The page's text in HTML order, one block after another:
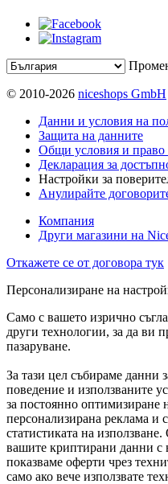
© 2010-2026 niceshops GmbH
Данни и условия на
Защита на данните
Общи условия и право
Декларация за
Настройки за
Анулирайте
Компания
Други магазини на
Откажете се от договора тук
Персонализиране на
Само с вашето изрично
други технологии, за да ви
пазаруване.
За тази цел събираме данни
поведение и използваните
за постоянно оптимизиране
персонализирана реклама и
статистиката на
вашите криптирани данни
показваме оферти чрез
само ако вече използвате